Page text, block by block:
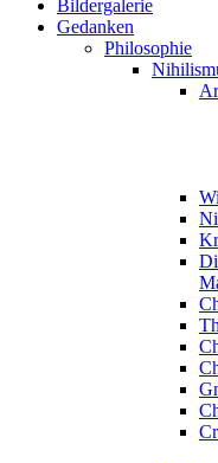
Bildergalerie
Gedanken
Philosophie